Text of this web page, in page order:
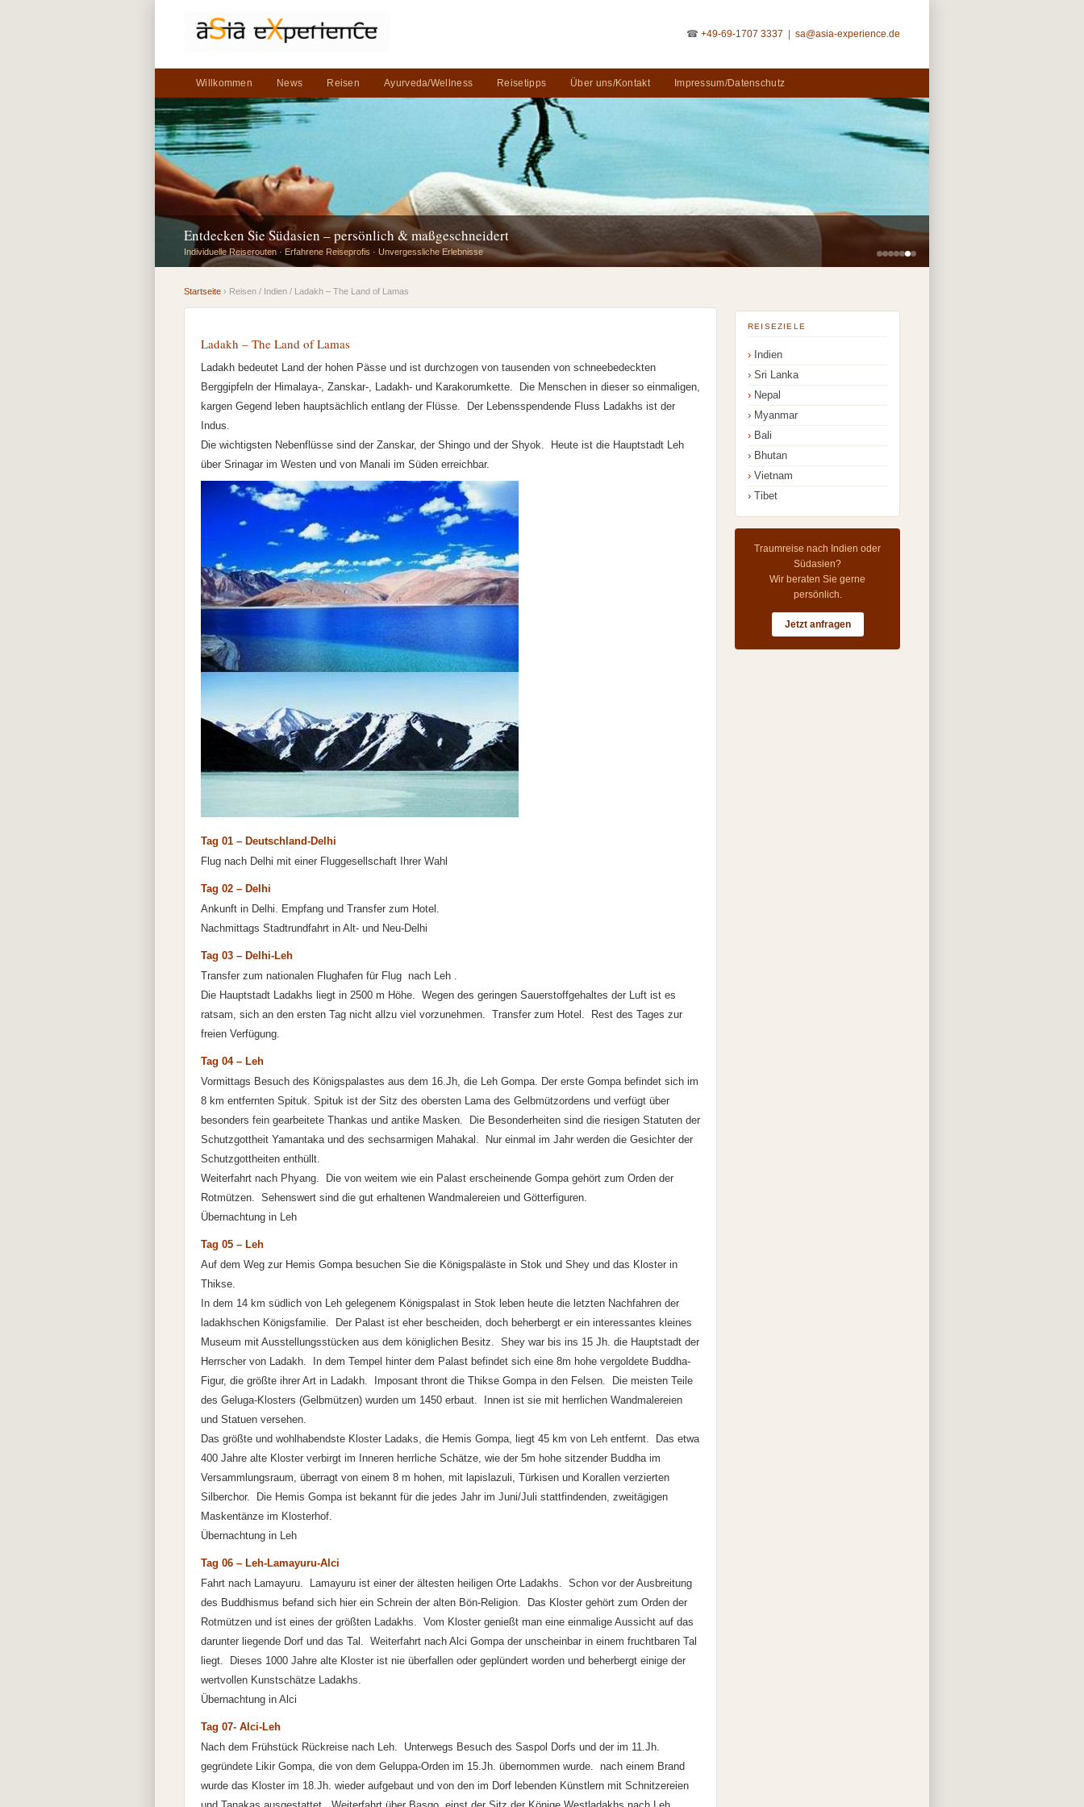
☎ +49-69-1707 3337 sa@asia-experience.de
Willkommen News Reisen Ayurveda/Wellness Reisetipps Über uns/Kontakt Impressum/Datenschutz
Entdecken Sie Südasien – persönlich & maßgeschneidert
Individuelle Reiserouten · Erfahrene Reiseprofis · Unvergessliche Erlebnisse
Startseite › Reisen / Indien / Ladakh – The Land of Lamas
Ladakh – The Land of Lamas
Ladakh bedeutet Land der hohen Pässe und ist durchzogen von tausenden von schneebedeckten
Berggipfeln der Himalaya-, Zanskar-, Ladakh- und Karakorumkette. Die Menschen in dieser so einmaligen,
kargen Gegend leben hauptsächlich entlang der Flüsse. Der Lebensspendende Fluss Ladakhs ist der
Indus.
Die wichtigsten Nebenflüsse sind der Zanskar, der Shingo und der Shyok. Heute ist die Hauptstadt Leh
über Srinagar im Westen und von Manali im Süden erreichbar.
Tag 01 – Deutschland-Delhi
Flug nach Delhi mit einer Fluggesellschaft Ihrer Wahl
Tag 02 – Delhi
Ankunft in Delhi. Empfang und Transfer zum Hotel.
Nachmittags Stadtrundfahrt in Alt- und Neu-Delhi
Tag 03 – Delhi-Leh
Transfer zum nationalen Flughafen für Flug nach Leh .
Die Hauptstadt Ladakhs liegt in 2500 m Höhe. Wegen des geringen Sauerstoffgehaltes der Luft ist es
ratsam, sich an den ersten Tag nicht allzu viel vorzunehmen. Transfer zum Hotel. Rest des Tages zur
freien Verfügung.
Tag 04 – Leh
Vormittags Besuch des Königspalastes aus dem 16.Jh, die Leh Gompa. Der erste Gompa befindet sich im
8 km entfernten Spituk. Spituk ist der Sitz des obersten Lama des Gelbmützordens und verfügt über
besonders fein gearbeitete Thankas und antike Masken. Die Besonderheiten sind die riesigen Statuten der
Schutzgottheit Yamantaka und des sechsarmigen Mahakal. Nur einmal im Jahr werden die Gesichter der
Schutzgottheiten enthüllt.
Weiterfahrt nach Phyang. Die von weitem wie ein Palast erscheinende Gompa gehört zum Orden der
Rotmützen. Sehenswert sind die gut erhaltenen Wandmalereien und Götterfiguren.
Übernachtung in Leh
Tag 05 – Leh
Auf dem Weg zur Hemis Gompa besuchen Sie die Königspaläste in Stok und Shey und das Kloster in
Thikse.
In dem 14 km südlich von Leh gelegenem Königspalast in Stok leben heute die letzten Nachfahren der
ladakhschen Königsfamilie. Der Palast ist eher bescheiden, doch beherbergt er ein interessantes kleines
Museum mit Ausstellungsstücken aus dem königlichen Besitz. Shey war bis ins 15 Jh. die Hauptstadt der
Herrscher von Ladakh. In dem Tempel hinter dem Palast befindet sich eine 8m hohe vergoldete Buddha-
Figur, die größte ihrer Art in Ladakh. Imposant thront die Thikse Gompa in den Felsen. Die meisten Teile
des Geluga-Klosters (Gelbmützen) wurden um 1450 erbaut. Innen ist sie mit herrlichen Wandmalereien
und Statuen versehen.
Das größte und wohlhabendste Kloster Ladaks, die Hemis Gompa, liegt 45 km von Leh entfernt. Das etwa
400 Jahre alte Kloster verbirgt im Inneren herrliche Schätze, wie der 5m hohe sitzender Buddha im
Versammlungsraum, überragt von einem 8 m hohen, mit lapislazuli, Türkisen und Korallen verzierten
Silberchor. Die Hemis Gompa ist bekannt für die jedes Jahr im Juni/Juli stattfindenden, zweitägigen
Maskentänze im Klosterhof.
Übernachtung in Leh
Tag 06 – Leh-Lamayuru-Alci
Fahrt nach Lamayuru. Lamayuru ist einer der ältesten heiligen Orte Ladakhs. Schon vor der Ausbreitung
des Buddhismus befand sich hier ein Schrein der alten Bön-Religion. Das Kloster gehört zum Orden der
Rotmützen und ist eines der größten Ladakhs. Vom Kloster genießt man eine einmalige Aussicht auf das
darunter liegende Dorf und das Tal. Weiterfahrt nach Alci Gompa der unscheinbar in einem fruchtbaren Tal
liegt. Dieses 1000 Jahre alte Kloster ist nie überfallen oder geplündert worden und beherbergt einige der
wertvollen Kunstschätze Ladakhs.
Übernachtung in Alci
Tag 07- Alci-Leh
Nach dem Frühstück Rückreise nach Leh. Unterwegs Besuch des Saspol Dorfs und der im 11.Jh.
gegründete Likir Gompa, die von dem Geluppa-Orden im 15.Jh. übernommen wurde. nach einem Brand
wurde das Kloster im 18.Jh. wieder aufgebaut und von den im Dorf lebenden Künstlern mit Schnitzereien
REISEZIELE
Indien
Sri Lanka
Nepal
Myanmar
Bali
Bhutan
Vietnam
Tibet
Traumreise nach Indien oder
Südasien?
Wir beraten Sie gerne
persönlich.
Jetzt anfragen